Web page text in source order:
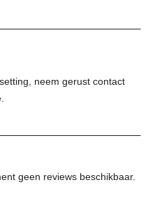
neem gerust contact
geen reviews beschikbaar.